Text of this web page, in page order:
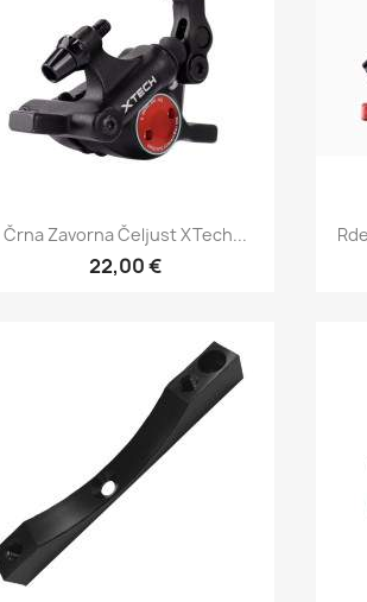
Hitri ogled
Črna Zavorna Čeljust XTech...
22,00 €